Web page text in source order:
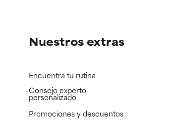
Nuestros extras
Encuentra tu rutina
Consejo experto
personalizado
Promociones y descuentos​